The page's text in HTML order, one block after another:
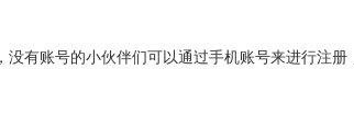
有账号的小伙伴们可以通过手机账号来进行注册